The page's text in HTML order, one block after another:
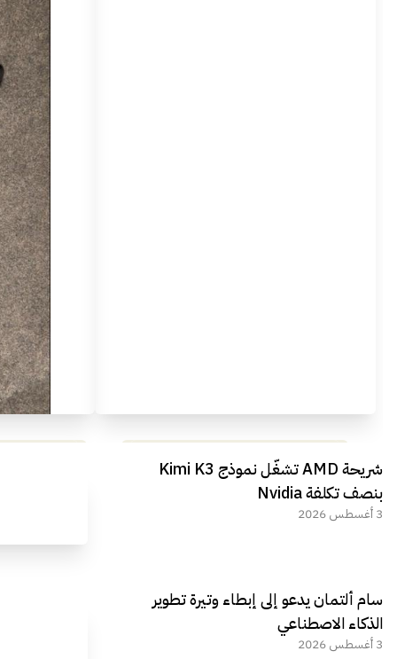
مراجعة شاملة لعملاق الألعاب
الجديد REDMAGIC 11 AIR
شريحة AMD تشغّل نموذج Kimi K3
بنصف تكلفة Nvidia
3 أغسطس 2026
سام ألتمان يدعو إلى إبطاء وتيرة تطوير
الذكاء الاصطناعي
3 أغسطس 2026